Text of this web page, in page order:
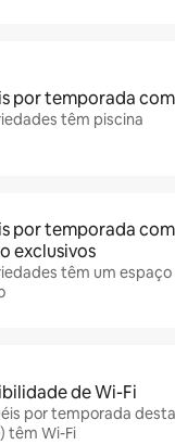
por temporada
têm piscina
por temporada
exclusivos
têm um
de Wi-Fi
por temporada
têm Wi-Fi